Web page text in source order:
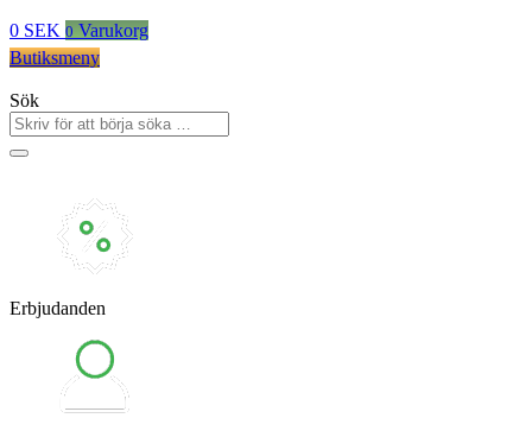
0 SEK 0 Varukorg
Butiksmeny
Sök
Erbjudanden